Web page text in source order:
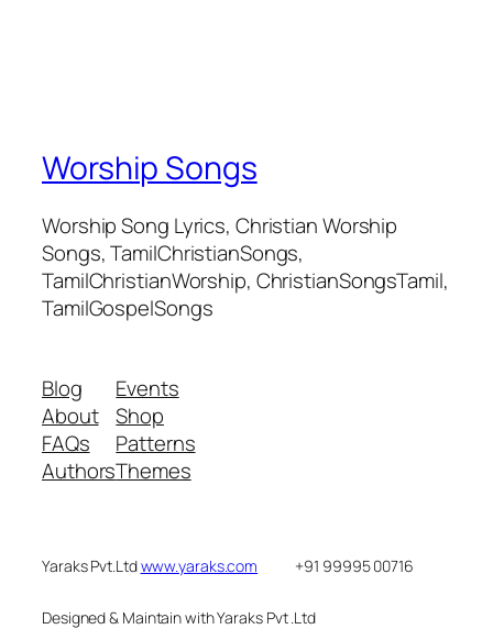
Worship Songs
Worship Song Lyrics, Christian Worship
Songs, TamilChristianSongs,
TamilChristianWorship, ChristianSongsTamil,
TamilGospelSongs
Blog
About
FAQs
Authors
Events
Shop
Patterns
Themes
Yaraks Pvt.Ltdwww.yaraks.com +91 99995 00716
Designed & Maintain with Yaraks Pvt .Ltd